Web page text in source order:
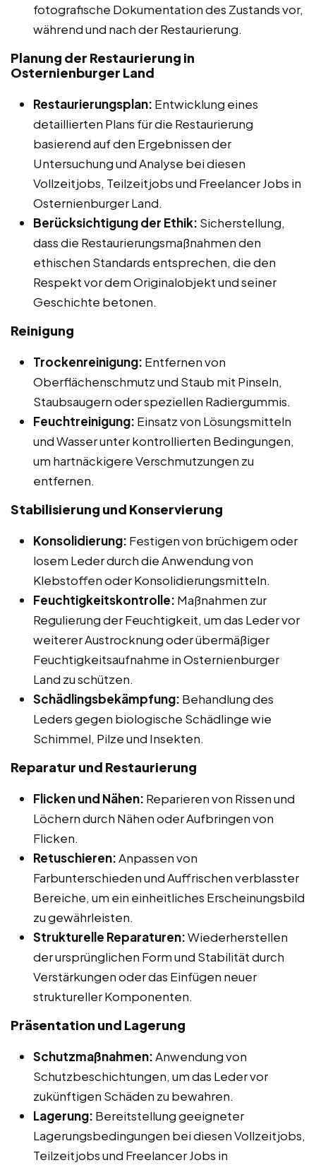
fotografische Dokumentation des Zustands vor,
während und nach der Restaurierung.
Planung der Restaurierung in
Osternienburger Land
Restaurierungsplan: Entwicklung eines
detaillierten Plans für die Restaurierung
basierend auf den Ergebnissen der
Untersuchung und Analyse bei diesen
Vollzeitjobs, Teilzeitjobs und Freelancer Jobs in
Osternienburger Land.
Berücksichtigung der Ethik: Sicherstellung,
dass die Restaurierungsmaßnahmen den
ethischen Standards entsprechen, die den
Respekt vor dem Originalobjekt und seiner
Geschichte betonen.
Reinigung
Trockenreinigung: Entfernen von
Oberflächenschmutz und Staub mit Pinseln,
Staubsaugern oder speziellen Radiergummis.
Feuchtreinigung: Einsatz von Lösungsmitteln
und Wasser unter kontrollierten Bedingungen,
um hartnäckigere Verschmutzungen zu
entfernen.
Stabilisierung und Konservierung
Konsolidierung: Festigen von brüchigem oder
losem Leder durch die Anwendung von
Klebstoffen oder Konsolidierungsmitteln.
Feuchtigkeitskontrolle: Maßnahmen zur
Regulierung der Feuchtigkeit, um das Leder vor
weiterer Austrocknung oder übermäßiger
Feuchtigkeitsaufnahme in Osternienburger
Land zu schützen.
Schädlingsbekämpfung: Behandlung des
Leders gegen biologische Schädlinge wie
Schimmel, Pilze und Insekten.
Reparatur und Restaurierung
Flicken und Nähen: Reparieren von Rissen und
Löchern durch Nähen oder Aufbringen von
Flicken.
Retuschieren:Anpassen von
Farbunterschieden und Auffrischen verblasster
Bereiche, um ein einheitliches Erscheinungsbild
zu gewährleisten.
Strukturelle Reparaturen:Wiederherstellen
der ursprünglichen Form und Stabilität durch
Verstärkungen oder das Einfügen neuer
struktureller Komponenten.
Präsentation und Lagerung
Schutzmaßnahmen:Anwendung von
Schutzbeschichtungen, um das Leder vor
zukünftigen Schäden zu bewahren.
Lagerung: Bereitstellung geeigneter
Lagerungsbedingungen bei diesen Vollzeitjobs,
Teilzeitjobs und Freelancer Jobs in